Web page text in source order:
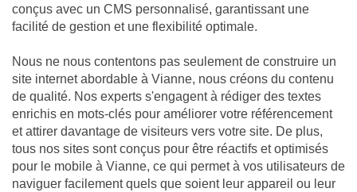
conçus avec un CMS personnalisé, garantissant une
facilité de gestion et une flexibilité optimale.
Nous ne nous contentons pas seulement de construire un
site internet abordable à Vianne, nous créons du contenu
de qualité. Nos experts s'engagent à rédiger des textes
enrichis en mots-clés pour améliorer votre référencement
et attirer davantage de visiteurs vers votre site. De plus,
tous nos sites sont conçus pour être réactifs et optimisés
pour le mobile à Vianne, ce qui permet à vos utilisateurs de
naviguer facilement quels que soient leur appareil ou leur